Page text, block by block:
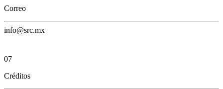
Correo
info@src.mx
07
Créditos